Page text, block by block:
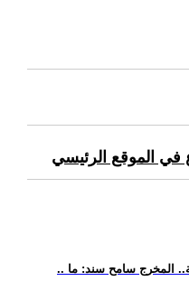
في الموقع الرئيسي
المخرج سامح سند: ما